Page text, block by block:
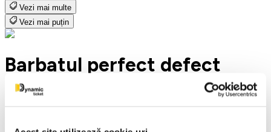
Vezi mai multe
Vezi mai puțin
Barbatul perfect defect
15 August 2026